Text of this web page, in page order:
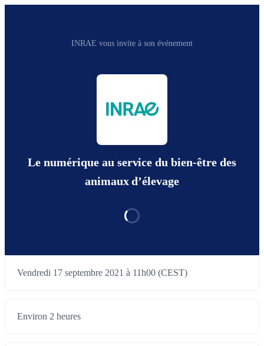
INRAE vous invite à son événement
Le numérique au service du bien-être des
animaux d’élevage
Vendredi 17 septembre 2021 à 11h00 (CEST)
Environ 2 heures